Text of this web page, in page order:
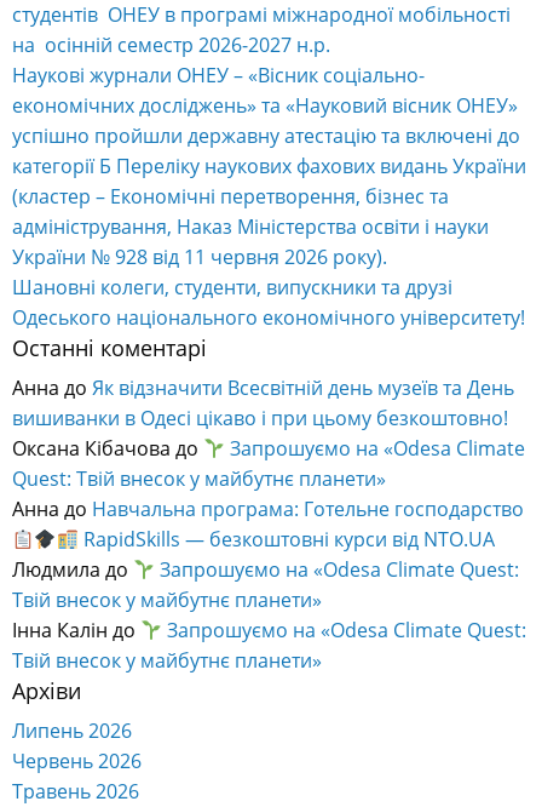
студентів ОНЕУ в програмі міжнародної мобільності
на осінній семестр 2026-2027 н.р.
Наукові журнали ОНЕУ – «Вісник соціально-
економічних досліджень» та «Науковий вісник ОНЕУ»
успішно пройшли державну атестацію та включені до
категорії Б Переліку наукових фахових видань України
(кластер – Економічні перетворення, бізнес та
адміністрування, Наказ Міністерства освіти і науки
України № 928 від 11 червня 2026 року).
Шановні колеги, студенти, випускники та друзі
Одеського національного економічного університету!
Останні коментарі
Анна до Як відзначити Всесвітній день музеїв та День
вишиванки в Одесі цікаво і при цьому безкоштовно!
Оксана Кібачова до
Запрошуємо на «Odesa Climate
Quest: Твій внесок у майбутнє планети»
Анна до Навчальна програма: Готельне господарство
RapidSkills — безкоштовні курси від NTO.UA
Людмила до
Запрошуємо на «Odesa Climate Quest:
Твій внесок у майбутнє планети»
Інна Калін до
Запрошуємо на «Odesa Climate Quest:
Твій внесок у майбутнє планети»
Архіви
Липень 2026
Червень 2026
Травень 2026